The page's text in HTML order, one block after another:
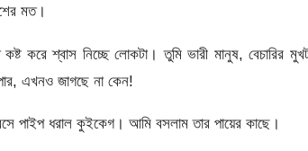
মত।
শ্বাস নিচ্ছে লোকটা। তুমি ভারী মানুষ, বেচারির
এখনও জাগছে না কেন!
বসে পাইপ ধরাল কুইকেগ। আমি বসলাম তার পায়ের কাছে।